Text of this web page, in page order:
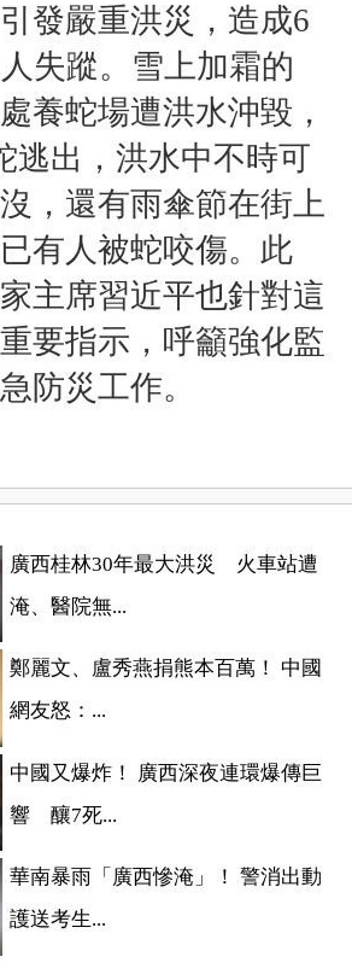
發嚴重洪災，造成6
失蹤。雪上加霜的
養蛇場遭洪水沖毀，
逃出，洪水中不時可
，還有雨傘節在街上
有人被蛇咬傷。此
主席習近平也針對這
要指示，呼籲強化監
防災工作。
廣西桂林30年最大洪災 火車站遭
淹、醫院無...
鄭麗文、盧秀燕捐熊本百萬！ 中國
網友怒：...
中國又爆炸！ 廣西深夜連環爆傳巨
響 釀7死...
華南暴雨「廣西慘淹」！ 警消出動
護送考生...